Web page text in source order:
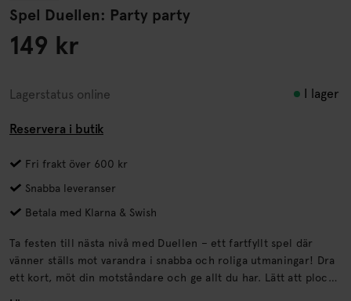
Spel Duellen: Party party
149 kr
Lagerstatus online I lager
Reservera i butik
Fri frakt över 600 kr
Snabba leveranser
Betala med Klarna & Swish
Ta festen till nästa nivå med Duellen – ett fartfyllt spel där
vänner ställs mot varandra i snabba och roliga utmaningar! Dra
ett kort, möt din motståndare och ge allt du har. Lätt att plocka